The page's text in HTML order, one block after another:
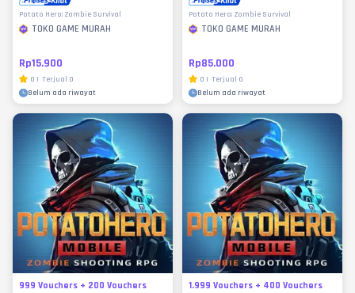
Potato Hero: Zombie Survival
TOKO GAME MURAH
Rp15.900
0 | Terjual 0
Belum ada riwayat
Potato Hero: Zombie Survival
TOKO GAME MURAH
Rp85.000
0 | Terjual 0
Belum ada riwayat
999 Vouchers + 200 Vouchers 1.999 Vouchers + 400 Vouchers